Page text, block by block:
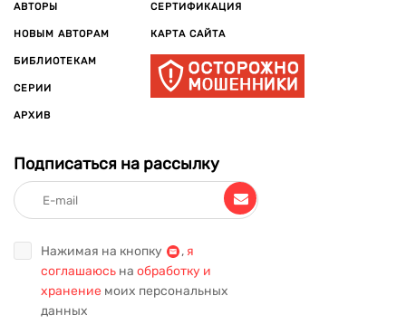
АВТОРЫ
НОВЫМ АВТОРАМ
БИБЛИОТЕКАМ
СЕРИИ
АРХИВ
СЕРТИФИКАЦИЯ
КАРТА САЙТА
Подписаться на рассылку
Нажимая на кнопку , я
соглашаюсь на обработку и
хранение моих персональных
данных